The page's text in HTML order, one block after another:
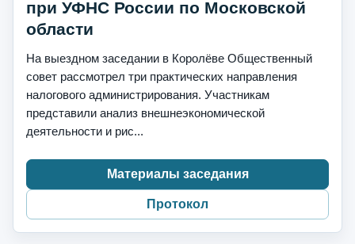
при УФНС России по Московской
области
На выездном заседании в Королёве Общественный
совет рассмотрел три практических направления
налогового администрирования. Участникам
представили анализ внешнеэкономической
деятельности и рис...
Материалы заседания
Протокол